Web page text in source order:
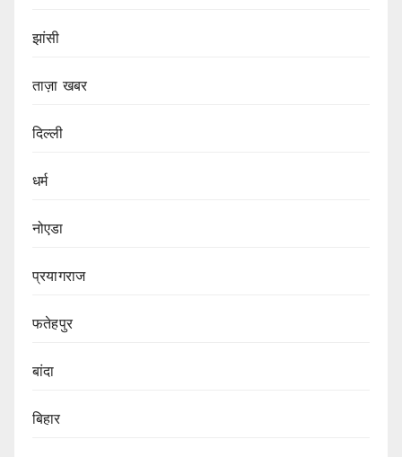
झांसी
ताज़ा खबर
दिल्ली
धर्म
नोएडा
प्रयागराज
फतेहपुर
बांदा
बिहार